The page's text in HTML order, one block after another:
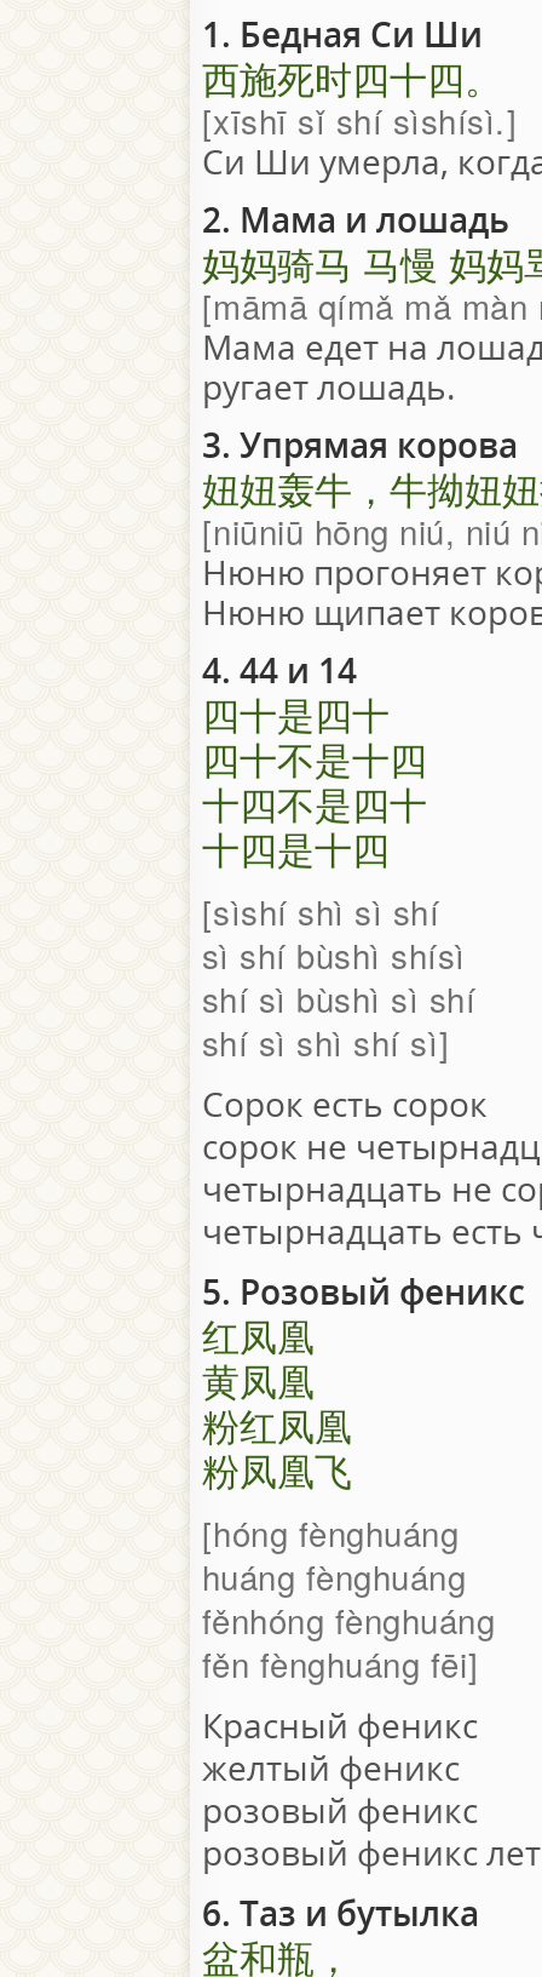
1. Бедная Си Ши
西施死时四十四。
xīshī sǐ shí sìshísì.
Си Ши умерла,
2. Мама и лошадь
妈妈骑马 马慢 妈妈
māmā qímǎ mǎ
Мама едет на
ругает лошадь.
3. Упрямая корова
妞妞轰牛，牛拗妞
niūniū hōng niú, niú
Нюню прогоняет
Нюню щипает
4. 44 и 14
四十是四十
四十不是十四
十四不是四十
十四是十四
sìshí shì sì shí
sì shí bùshì shísì
shí sì bùshì sì shí
shí sì shì shí sì
Сорок есть сорок
сорок не
четырнадцать не
четырнадцать есть
5. Розовый феникс
红凤凰
黄凤凰
粉红凤凰
粉凤凰飞
hóng fènghuáng
huáng fènghuáng
fěnhóng fènghuáng
fěn fènghuáng fēi
Красный феникс
желтый феникс
розовый феникс
розовый феникс
6. Таз и бутылка
盆和瓶，